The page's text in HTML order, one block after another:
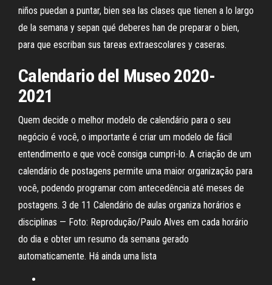
niños puedan a puntar, bien sea las clases que tienen a lo largo
de la semana y sepan qué deberes han de preparar o bien,
para que escriban sus tareas extraescolares y caseras.
Calendario del Museo 2020-
2021
Quem decide o melhor modelo de calendário para o seu
negócio é você, o importante é criar um modelo de fácil
entendimento e que você consiga cumpri-lo. A criação de um
calendário de postagens permite uma maior organização para
você, podendo programar com antecedência até meses de
postagens. 3 de 11 Calendário de aulas organiza horários e
disciplinas — Foto: Reprodução/Paulo Alves em cada horário
do dia e obter um resumo da semana gerado
automaticamente. Há ainda uma lista